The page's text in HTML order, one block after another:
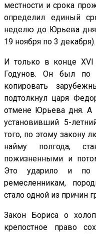
местности и срока
определил единый
неделю до Юрьева
19 ноября по 3 декабря).
И только в конце XVI
Годунов. Он был по
копировать
подтолкнул царя
отмене Юрьева дня. А
установивший 5-
того, по этому закону
найму полгода,
пожизненными и
Это ударило и по
ремесленникам,
стало одной из причин
Закон Бориса о
крепостное право